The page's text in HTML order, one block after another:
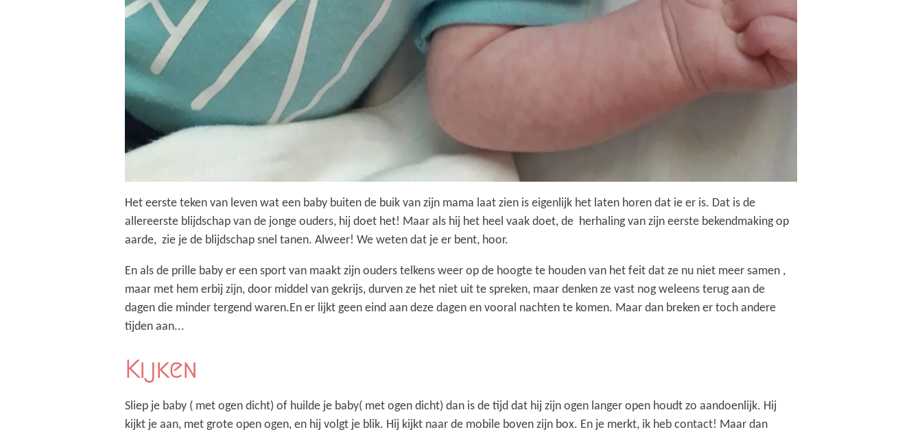
Het eerste teken van leven wat een baby buiten de buik van zijn mama laat zien is eigenlijk het laten horen dat ie er is. Dat is de
allereerste blijdschap van de jonge ouders, hij doet het! Maar als hij het heel vaak doet, de herhaling van zijn eerste bekendmaking op
aarde, zie je de blijdschap snel tanen. Alweer! We weten dat je er bent, hoor.
En als de prille baby er een sport van maakt zijn ouders telkens weer op de hoogte te houden van het feit dat ze nu niet meer samen ,
maar met hem erbij zijn, door middel van gekrijs, durven ze het niet uit te spreken, maar denken ze vast nog weleens terug aan de
dagen die minder tergend waren.En er lijkt geen eind aan deze dagen en vooral nachten te komen. Maar dan breken er toch andere
tijden aan...
Kijken
Sliep je baby ( met ogen dicht) of huilde je baby( met ogen dicht) dan is de tijd dat hij zijn ogen langer open houdt zo aandoenlijk. Hij
kijkt je aan, met grote open ogen, en hij volgt je blik. Hij kijkt naar de mobile boven zijn box. En je merkt, ik heb contact! Maar dan